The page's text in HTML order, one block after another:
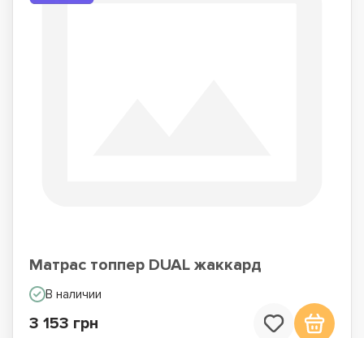
Матрас топпер DUAL жаккард
В наличии
3 153 грн